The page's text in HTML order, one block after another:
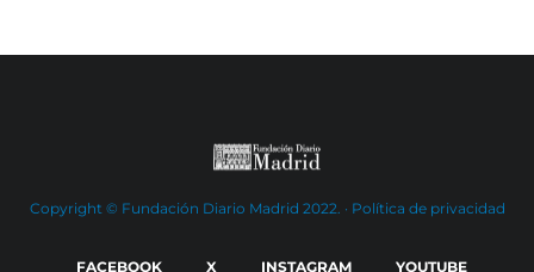
Copyright © Fundación Diario Madrid 2022. · Política de privacidad
FACEBOOK X INSTAGRAM YOUTUBE